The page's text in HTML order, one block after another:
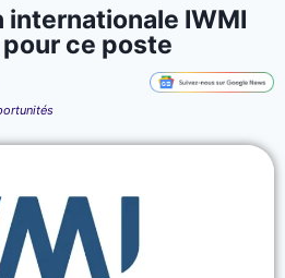
internationale IWMI
ce poste